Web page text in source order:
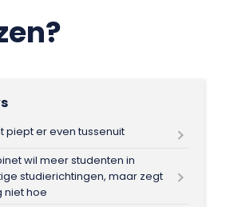
piept er even tussenuit
wil meer studenten in
studierichtingen, maar zegt
niet hoe